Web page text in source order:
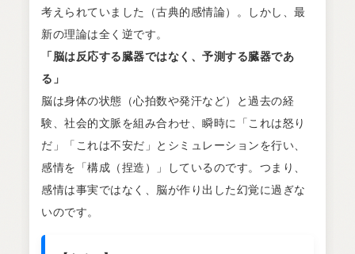
考えられていました（古典的感情論）。しかし、最
新の理論は全く逆です。
「脳は反応する臓器ではなく、予測する臓器であ
る」
脳は身体の状態（心拍数や発汗など）と過去の経
験、社会的文脈を組み合わせ、瞬時に「これは怒り
だ」「これは不安だ」とシミュレーションを行い、
感情を「構成（捏造）」しているのです。つまり、
感情は事実ではなく、脳が作り出した幻覚に過ぎな
いのです。